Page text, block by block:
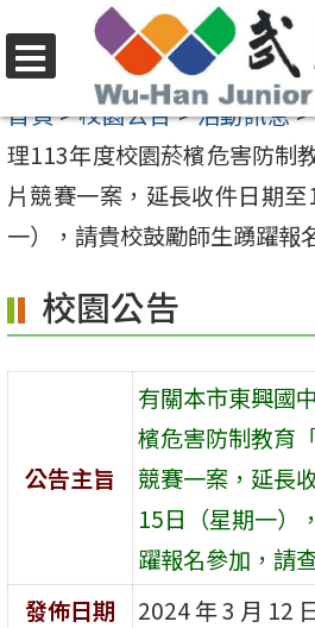
至
要
內
選
單
首頁>校園公告>活動訊息>
理113年度校園菸檳危害防制
片競賽一案，延長收件日期
一），請貴校鼓勵師生踴躍報
校園公告
公告主旨
有關本市東興國
檳危害防制教育
競賽一案，延長
15日（星期一）
躍報名參加，請
發佈日期
2024 年 3 月 12